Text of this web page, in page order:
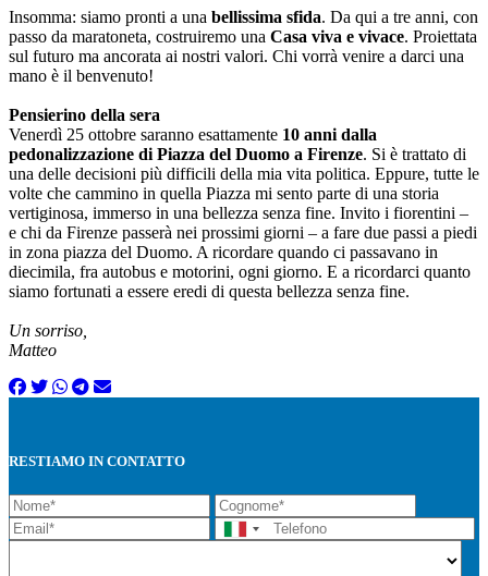
Insomma: siamo pronti a una bellissima sfida. Da qui a tre anni, con
passo da maratoneta, costruiremo una Casa viva e vivace. Proiettata
sul futuro ma ancorata ai nostri valori. Chi vorrà venire a darci una
mano è il benvenuto!
Pensierino della sera
Venerdì 25 ottobre saranno esattamente 10 anni dalla
pedonalizzazione di Piazza del Duomo a Firenze. Si è trattato di
una delle decisioni più difficili della mia vita politica. Eppure, tutte le
volte che cammino in quella Piazza mi sento parte di una storia
vertiginosa, immerso in una bellezza senza fine. Invito i fiorentini –
e chi da Firenze passerà nei prossimi giorni – a fare due passi a piedi
in zona piazza del Duomo. A ricordare quando ci passavano in
diecimila, fra autobus e motorini, ogni giorno. E a ricordarci quanto
siamo fortunati a essere eredi di questa bellezza senza fine.
Un sorriso,
Matteo
RESTIAMO IN CONTATTO